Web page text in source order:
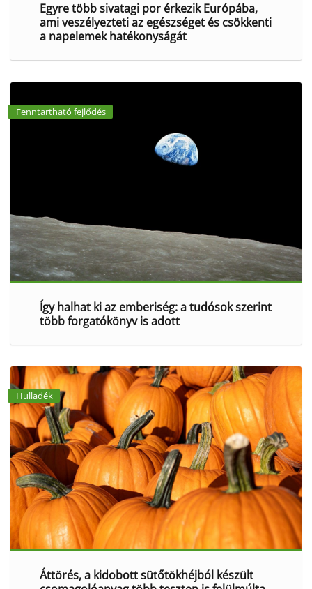
Egyre több sivatagi por érkezik Európába,
ami veszélyezteti az egészséget és csökkenti
a napelemek hatékonyságát
Fenntartható fejlődés
Így halhat ki az emberiség: a tudósok szerint
több forgatókönyv is adott
Hulladék
Áttörés, a kidobott sütőtökhéjból készült